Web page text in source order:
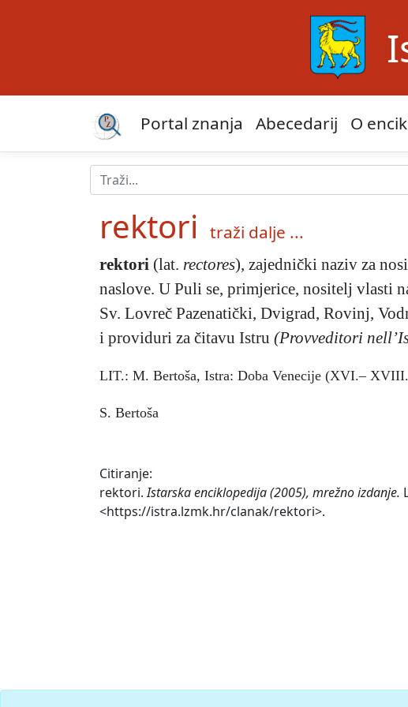
Portal znanja Abecedarij O
rektori traži dalje ...
rektori (lat. rectores), zajednički naziv za
naslove. U Puli se, primjerice, nositelj vlasti
Sv. Lovreč Pazenatički, Dvigrad, Rovinj,
i providuri za čitavu Istru (Provveditori
LIT.: M. Bertoša, Istra: Doba Venecije (XVI.–
S. Bertoša
Citiranje:
rektori.Istarska enciklopedija (2005), mrežno izdanje.
<https://istra.lzmk.hr/clanak/rektori>.